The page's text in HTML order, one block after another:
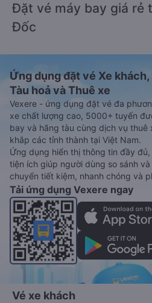
Đặt vé máy bay giá rẻ
Đốc
Ứng dụng đặt vé Xe khách,
Tàu hoả và Thuê xe
Vexere - ứng dụng đặt vé đa
xe chất lượng cao, 5000+ tuyến
bay và hãng tàu cùng dịch vụ thuê
khắp các tỉnh thành tại Việt Nam.
Ứng dụng hiển thị thông tin đầy
tiện ích giúp người dùng so sánh
chuyển tiết kiệm, nhanh chóng và
Tải ứng dụng Vexere ngay
Vé xe khách